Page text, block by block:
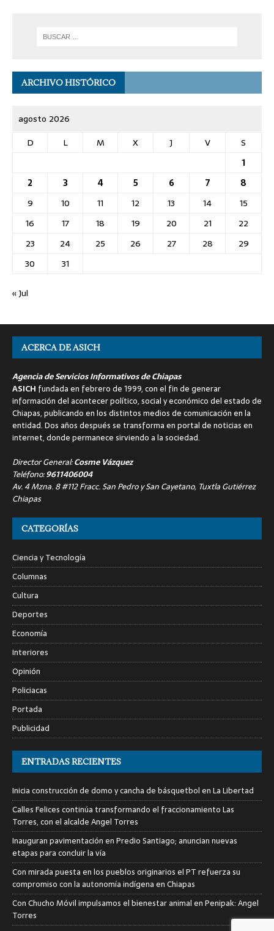
ARCHIVO HISTÓRICO
agosto 2026
D
L M X J V
S
1
2
3 4 5 6 7
8
9
10 11 12 13 14
15
16
17 18 19 20 21
22
23
24 25 26 27 28
29
30
31
« Jul
ACERCA DE ASICH
Agencia de Servicios Informativos de Chiapas
ASICH fundada en febrero de 1999, con el fin de generar
información del acontecer político, social y económico del estado de
Chiapas, publicando en los distintos medios de comunicación en la
entidad. Dos años después se transforma en portal de noticias en
internet, donde permanece sirviendo a la sociedad.
Director General:Cosme Vázquez
Teléfono:9611406004
Av. 4 Mzna. 8 #112 Fracc. San Pedro y San Cayetano, Tuxtla Gutiérrez
Chiapas
CATEGORÍAS
Ciencia y Tecnología
Columnas
Cultura
Deportes
Economía
Interiores
Opinión
Policiacas
Portada
Publicidad
ENTRADAS RECIENTES
Inicia construcción de domo y cancha de básquetbol en La Libertad
Calles Felices continúa transformando el fraccionamiento Las
Torres, con el alcalde Angel Torres
Inauguran pavimentación en Predio Santiago; anuncian nuevas
etapas para concluir la vía
Con mirada puesta en los pueblos originarios el PT refuerza su
compromiso con la autonomía indígena en Chiapas
Con Chucho Móvil impulsamos el bienestar animal en Penipak: Angel
Torres